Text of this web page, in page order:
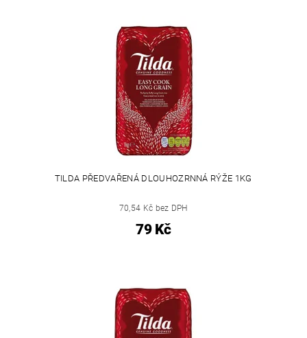
TILDA PŘEDVAŘENÁ DLOUHOZRNNÁ RÝŽE 1KG
70,54 Kč bez DPH
79 Kč